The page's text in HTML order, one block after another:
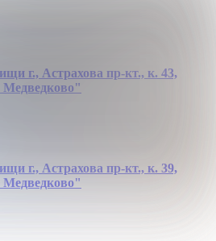
г., Астрахова пр-кт., к. 43,
г., Астрахова пр-кт., к. 39,